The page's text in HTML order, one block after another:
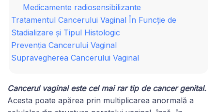
Medicamente radiosensibilizante
Tratamentul Cancerului Vaginal În Funcție de
Stadializare și Tipul Histologic
Prevenția Cancerului Vaginal
Supravegherea Cancerului Vaginal
Cancerul vaginal este cel mai rar tip de cancer genital.
Acesta poate apărea prin multiplicarea anormală a